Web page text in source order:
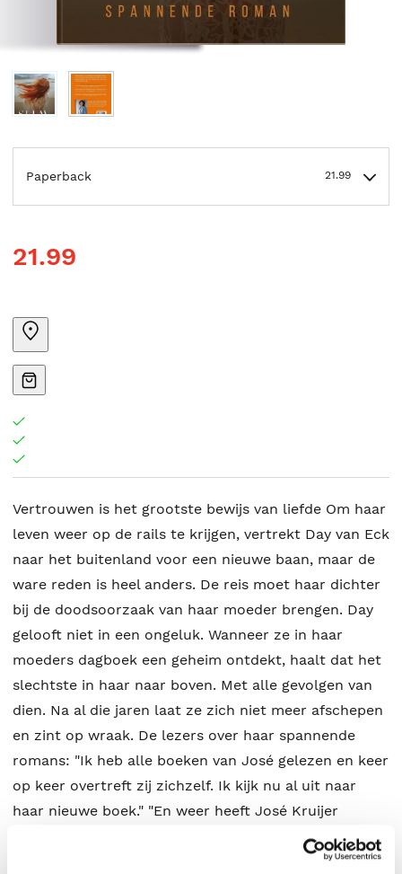
Paperback 21.99
21.99
Vertrouwen is het grootste bewijs van liefde Om haar
leven weer op de rails te krijgen, vertrekt Day van Eck
naar het buitenland voor een nieuwe baan, maar de
ware reden is heel anders. De reis moet haar dichter
bij de doodsoorzaak van haar moeder brengen. Day
gelooft niet in een ongeluk. Wanneer ze in haar
moeders dagboek een geheim ontdekt, haalt dat het
slechtste in haar naar boven. Met alle gevolgen van
dien. Na al die jaren laat ze zich niet meer afschepen
en zint op wraak. De lezers over haar spannende
romans: "Ik heb alle boeken van José gelezen en keer
op keer overtreft zij zichzelf. Ik kijk nu al uit naar
haar nieuwe boek." "En weer heeft José Kruijer
bewezen een zeer spannende roman te kunnen
schrijven. Vlotte dialogen die vloeiend in elkaar over